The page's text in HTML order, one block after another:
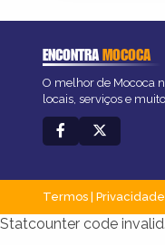
ENCONTRAMOCOCA
O melhor de Mococa
locais, serviços e
Termos Privacidade
Statcounter code